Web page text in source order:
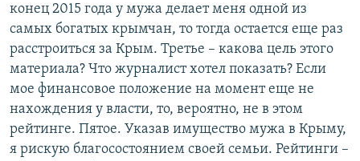
конец 2015 года у мужа делает меня одной из
самых богатых крымчан, то тогда остается еще раз
расстроиться за Крым. Третье – какова цель этого
материала? Что журналист хотел показать? Если
мое финансовое положение на момент еще не
нахождения у власти, то, вероятно, не в этом
рейтинге. Пятое. Указав имущество мужа в Крыму,
я рискую благосостоянием своей семьи. Рейтинги –